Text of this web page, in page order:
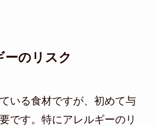
ーのリスク
いる食材ですが、初めて与
です。特にアレルギーのリ